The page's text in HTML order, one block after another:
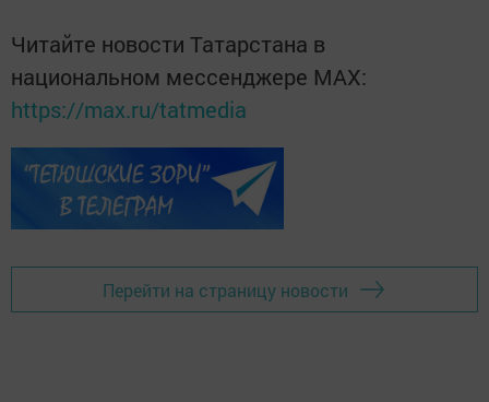
Читайте новости Татарстана в
национальном мессенджере MАХ:
https://max.ru/tatmedia
Перейти на страницу новости